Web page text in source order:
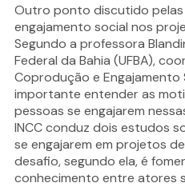
Outro ponto discutido
engajamento social nos
Segundo a professora
Federal da Bahia (UFBA),
Coprodução e Engajamento
importante entender as
pessoas se engajarem
INCC conduz dois estudos
se engajarem em projetos
desafio, segundo ela, é
conhecimento entre atores